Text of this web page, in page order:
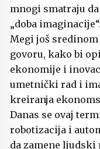
mnogi smatraju da
„doba
Megi još
govoru, kako bi
ekonomije i
umetnički rad i
kreiranja
Danas se ovaj
robotizacija i
da zamene ljudski